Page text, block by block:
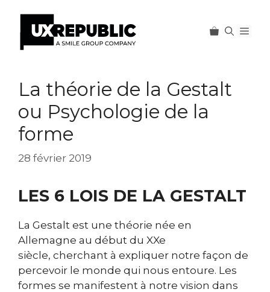
contenuLa théorie de la Gestalt
ou Psychologie de la
forme
28 février 2019
LES 6 LOIS DE LA GESTALT
La Gestalt est une théorie née en
Allemagne au début du XXe
siècle, cherchant à expliquer notre façon de
percevoir le monde qui nous entoure. Les
formes se manifestent à notre vision dans